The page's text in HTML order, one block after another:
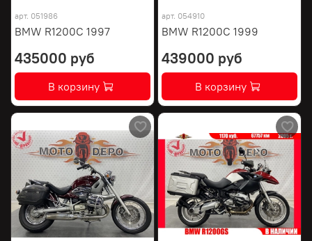
арт. 051986
BMW R1200C 1997
435000 руб
В корзину
арт. 054910
BMW R1200C 1999
439000 руб
В корзину